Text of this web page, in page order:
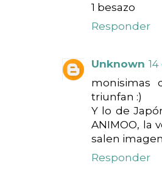
1 besazo
Responder
Unknown
monisimas
triunfan :)
Y lo de
ANIMOO, la
salen
Responder